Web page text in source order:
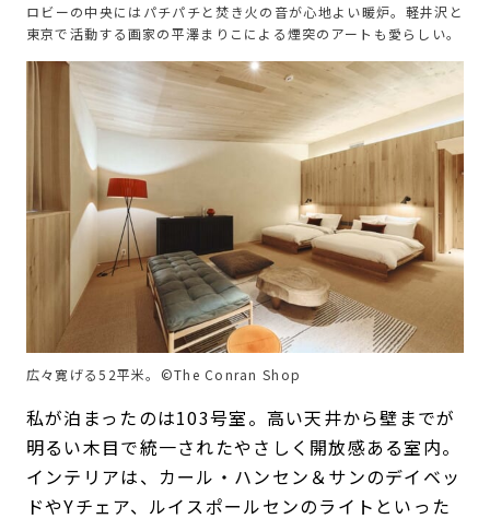
ロビーの中央にはパチパチと焚き火の音が心地よい暖炉。軽井沢と
東京で活動する画家の平澤まりこによる煙突のアートも愛らしい。
広々寛げる52平米。©The Conran Shop
私が泊まったのは103号室。高い天井から壁までが
明るい木目で統一されたやさしく開放感ある室内。
インテリアは、カール・ハンセン＆サンのデイベッ
ドやYチェア、ルイスポールセンのライトといった